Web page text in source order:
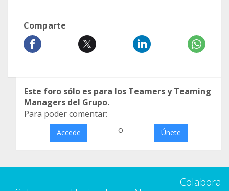
Comparte
Este foro sólo es para los Teamers y Teaming
Managers del Grupo.
Para poder comentar:
Accede o Únete
Colabora